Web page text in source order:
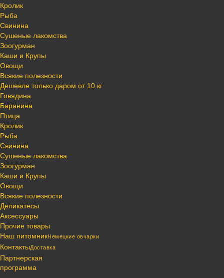
Кролик
Рыба
Свинина
Сушеные лакомства
Зоогурман
Каши и Крупы
Овощи
Всякие полезности
Дешевле только даром от 10 кг
Говядина
Баранина
Птица
Кролик
Рыба
Свинина
Сушеные лакомства
Зоогурман
Каши и Крупы
Овощи
Всякие полезности
Деликатесы
Аксессуары
Прочие товары
Наш питомникНемецкие овчарки
КонтактыДоставка
Партнерская
программа